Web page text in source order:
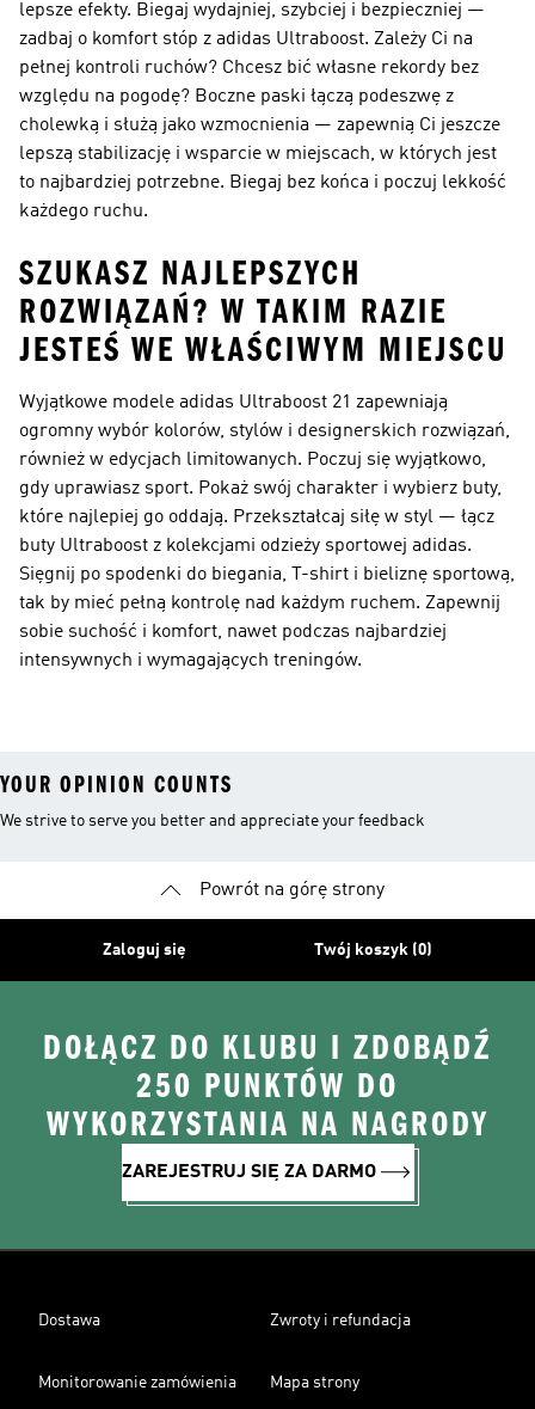
lepsze efekty. Biegaj wydajniej, szybciej i bezpieczniej —
zadbaj o komfort stóp z adidas Ultraboost. Zależy Ci na
pełnej kontroli ruchów? Chcesz bić własne rekordy bez
względu na pogodę? Boczne paski łączą podeszwę z
cholewką i służą jako wzmocnienia — zapewnią Ci jeszcze
lepszą stabilizację i wsparcie w miejscach, w których jest
to najbardziej potrzebne. Biegaj bez końca i poczuj lekkość
każdego ruchu.
SZUKASZ NAJLEPSZYCH
ROZWIĄZAŃ? W TAKIM RAZIE
JESTEŚ WE WŁAŚCIWYM MIEJSCU
Wyjątkowe modele adidas Ultraboost 21 zapewniają
ogromny wybór kolorów, stylów i designerskich rozwiązań,
również w edycjach limitowanych. Poczuj się wyjątkowo,
gdy uprawiasz sport. Pokaż swój charakter i wybierz buty,
które najlepiej go oddają. Przekształcaj siłę w styl — łącz
buty Ultraboost z kolekcjami odzieży sportowej adidas.
Sięgnij po spodenki do biegania, T-shirt i bieliznę sportową,
tak by mieć pełną kontrolę nad każdym ruchem. Zapewnij
sobie suchość i komfort, nawet podczas najbardziej
intensywnych i wymagających treningów.
YOUR OPINION COUNTS
We strive to serve you better and appreciate your feedback
Powrót na górę strony
Zaloguj się Twój koszyk (0)
DOŁĄCZ DO KLUBU I ZDOBĄDŹ
250 PUNKTÓW DO
WYKORZYSTANIA NA NAGRODY
ZAREJESTRUJ SIĘ ZA DARMO
Dostawa Zwroty i refundacja
Monitorowanie zamówienia Mapa strony